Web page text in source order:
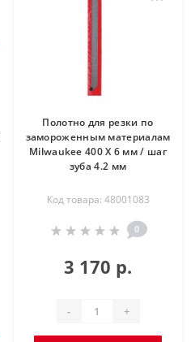
Полотно для резки по
замороженным материалам
Milwaukee 400 Х 6 мм / шаг
зуба 4.2 мм
Код товара: 48001083
0
3 170 р.
- +